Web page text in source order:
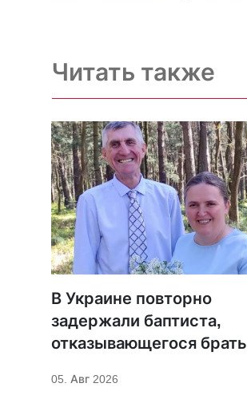
Читать также
В Украине повторно
задержали баптиста,
отказывающегося брать
05. Авг 2026